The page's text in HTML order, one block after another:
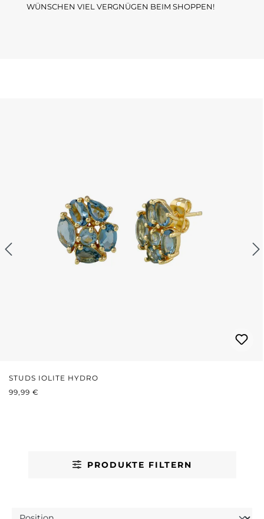
WÜNSCHEN VIEL VERGNÜGEN BEIM SHOPPEN!
STUDS IOLITE HYDRO
REGULÄRER PREIS:
99,99 €
PRODUKTE FILTERN